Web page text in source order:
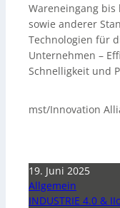
Wareneingang
sowie anderer
Technologien für
Unternehmen –
Schnelligkeit und
mst/Innovation
19. Juni 2025
Allgemein
INDUSTRIE 4.0 &